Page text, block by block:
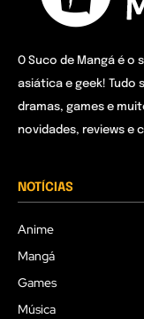
O Suco de Mangá é
asiática e geek! Tudo
dramas, games e
novidades, reviews e
NOTÍCIAS
Anime
Mangá
Games
Música